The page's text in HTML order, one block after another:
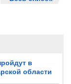
в
области